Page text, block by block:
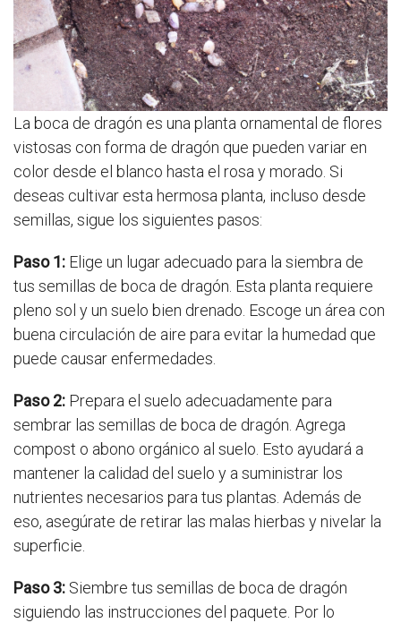
La boca de dragón es una planta ornamental de flores
vistosas con forma de dragón que pueden variar en
color desde el blanco hasta el rosa y morado. Si
deseas cultivar esta hermosa planta, incluso desde
semillas, sigue los siguientes pasos:
Paso 1: Elige un lugar adecuado para la siembra de
tus semillas de boca de dragón. Esta planta requiere
pleno sol y un suelo bien drenado. Escoge un área con
buena circulación de aire para evitar la humedad que
puede causar enfermedades.
Paso 2: Prepara el suelo adecuadamente para
sembrar las semillas de boca de dragón. Agrega
compost o abono orgánico al suelo. Esto ayudará a
mantener la calidad del suelo y a suministrar los
nutrientes necesarios para tus plantas. Además de
eso, asegúrate de retirar las malas hierbas y nivelar la
superficie.
Paso 3: Siembre tus semillas de boca de dragón
siguiendo las instrucciones del paquete. Por lo